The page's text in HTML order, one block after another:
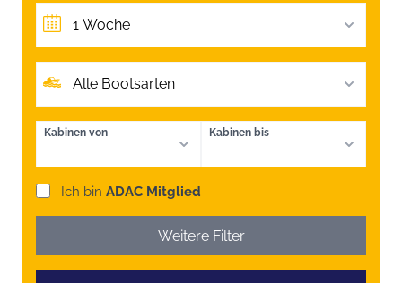
1 Woche
Alle Bootsarten
Kabinen von Kabinen bis
Ich bin ADAC Mitglied
Weitere Filter